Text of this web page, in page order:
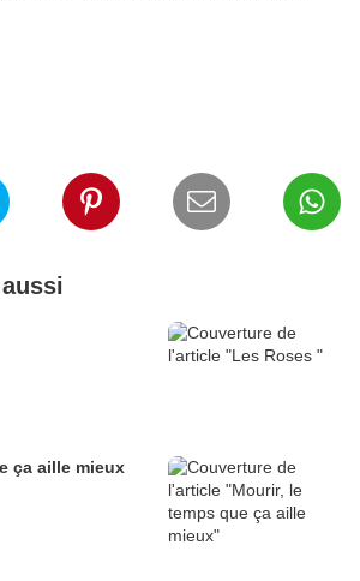
ça aille mieux